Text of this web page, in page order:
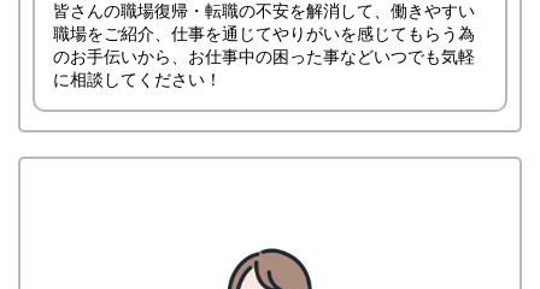
皆さんの職場復帰・転職の不安を解消して、働きやすい
職場をご紹介、仕事を通じてやりがいを感じてもらう為
のお手伝いから、お仕事中の困った事などいつでも気軽
に相談してください！